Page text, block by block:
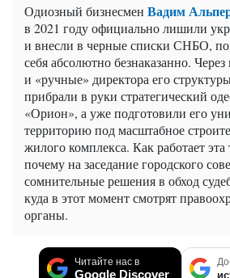
Одиозный бизнесмен Вадим
в 2021 году официально лишили
и внесли в черные списки СНБО,
себя абсолютно безнаказанно.
и «ручные» директора его
прибрали в руки стратегический
«Орион», а уже подготовили его
территорию под масштабное
жилого комплекса. Как работает эта
почему на заседание городского
сомнительные решения в обход
куда в этот момент смотрят
органы.
Читайте нас в
Google Discover